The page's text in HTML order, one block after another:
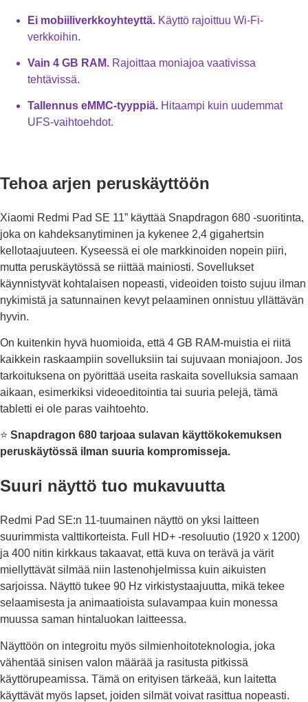
Ei mobiiliverkkoyhteyttä. Käyttö rajoittuu Wi-Fi-
verkkoihin.
Vain 4 GB RAM. Rajoittaa moniajoa vaativissa
tehtävissä.
Tallennus eMMC-tyyppiä. Hitaampi kuin uudemmat
UFS-vaihtoehdot.
Tehoa arjen peruskäyttöön
Xiaomi Redmi Pad SE 11” käyttää Snapdragon 680 -suoritinta,
joka on kahdeksanytiminen ja kykenee 2,4 gigahertsin
kellotaajuuteen. Kyseessä ei ole markkinoiden nopein piiri,
mutta peruskäytössä se riittää mainiosti. Sovellukset
käynnistyvät kohtalaisen nopeasti, videoiden toisto sujuu ilman
nykimistä ja satunnainen kevyt pelaaminen onnistuu yllättävän
hyvin.
On kuitenkin hyvä huomioida, että 4 GB RAM-muistia ei riitä
kaikkein raskaampiin sovelluksiin tai sujuvaan moniajoon. Jos
tarkoituksena on pyörittää useita raskaita sovelluksia samaan
aikaan, esimerkiksi videoeditointia tai suuria pelejä, tämä
tabletti ei ole paras vaihtoehto.
⭐ Snapdragon 680 tarjoaa sulavan käyttökokemuksen
peruskäytössä ilman suuria kompromisseja.
Suuri näyttö tuo mukavuutta
Redmi Pad SE:n 11-tuumainen näyttö on yksi laitteen
suurimmista valttikorteista. Full HD+ -resoluutio (1920 x 1200)
ja 400 nitin kirkkaus takaavat, että kuva on terävä ja värit
miellyttävät silmää niin lastenohjelmissa kuin aikuisten
sarjoissa. Näyttö tukee 90 Hz virkistystaajuutta, mikä tekee
selaamisesta ja animaatioista sulavampaa kuin monessa
muussa saman hintaluokan laitteessa.
Näyttöön on integroitu myös silmienhoitoteknologia, joka
vähentää sinisen valon määrää ja rasitusta pitkissä
käyttörupeamissa. Tämä on erityisen tärkeää, kun laitetta
käyttävät myös lapset, joiden silmät voivat rasittua nopeasti.